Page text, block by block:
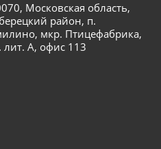
Московская область,
район, п.
мкр. Птицефабрика,
лит. А, офис 113